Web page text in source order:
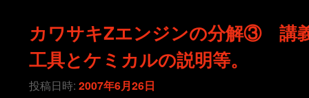
カワサキZエンジンの分解③ 講
工具とケミカルの説明等。
投稿日時:2007年6月26日